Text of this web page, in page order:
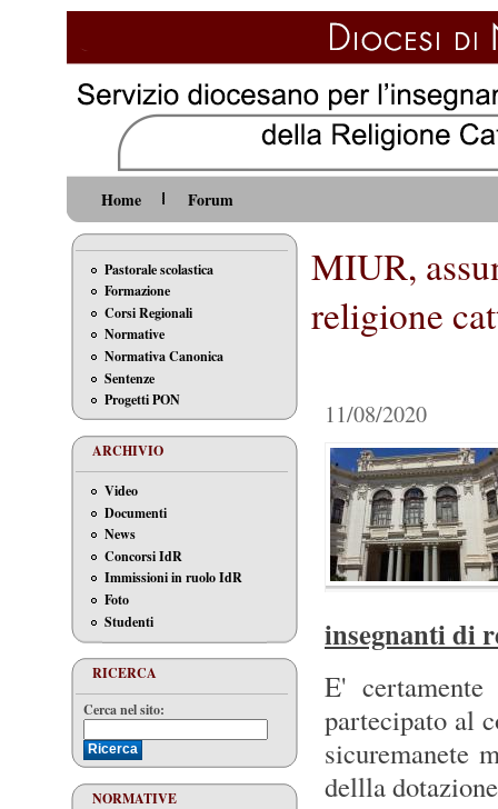
Home Forum
Pastorale scolastica
Formazione
Corsi Regionali
Normative
Normativa Canonica
Sentenze
Progetti PON
ARCHIVIO
Video
Documenti
News
Concorsi IdR
Immissioni in ruolo IdR
Foto
Studenti
RICERCA
Cerca nel sito:
NORMATIVE
MIUR,
religione
11/08/2020
insegnanti di
E'
partecipato al
sicuremanete
dellla